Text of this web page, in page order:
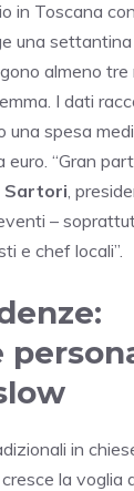
in Toscana
una settantina
almeno
I dati
una spesa
“Gran
Sartori ,
–
e chef locali”.
in
la voglia